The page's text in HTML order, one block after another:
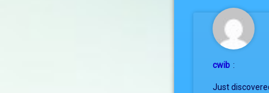
cwib :
Just